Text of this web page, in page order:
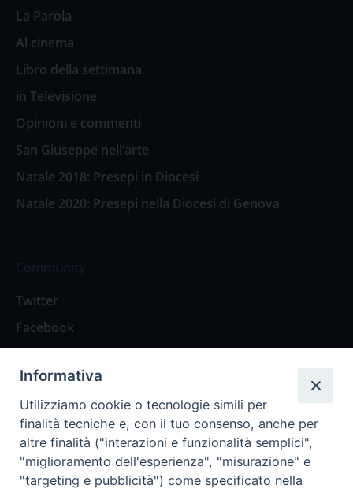
La Parola
Al cinema
Libro della settimana
in Televisione
Opinioni e commenti
San Giuseppe nell’arte
Natale 2018: Presepi in Diocesi
Natale 2020: Presepi nella Diocesi di Genova
Twitter
Facebook
Contattaci
Spazio Lettori
Eventi
Eventi diocesani
Informativa
Utilizziamo cookie o tecnologie simili per
finalità tecniche e, con il tuo consenso, anche per
altre finalità ("interazioni e funzionalità semplici",
"miglioramento dell'esperienza", "misurazione" e
"targeting e pubblicità") come specificato nella